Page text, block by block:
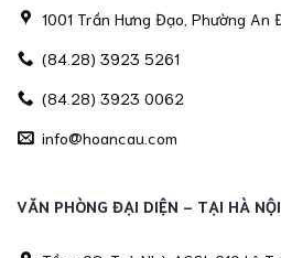
1001 Trần Hưng Đạo, Phường An
(84.28) 3923 5261
(84.28) 3923 0062
info@hoancau.com
VĂN PHÒNG ĐẠI DIỆN - TẠI HÀ NỘI